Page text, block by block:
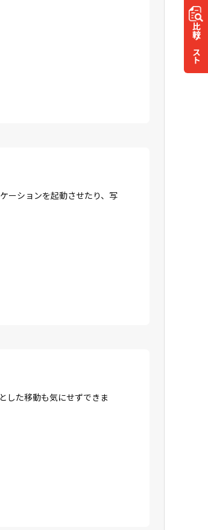
比較
リスト
ーションを起動させたり、写
した移動も気にせずできま